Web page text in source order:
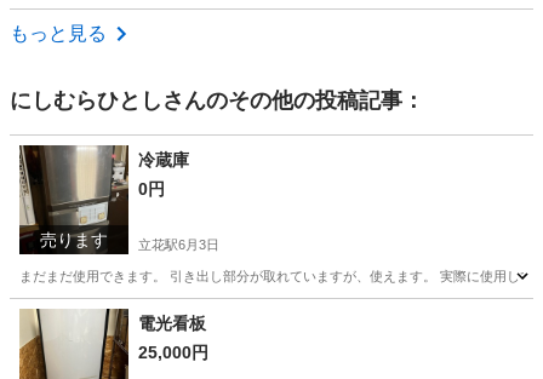
兵庫 三田市
もっと見る
にしむらひとし さんのその他の投稿記事：
売ります
冷蔵庫
0円
立花駅6月3日
まだまだ使用できます。 引き出し部分が取れていますが、使えます。 実際に使用し
兵庫 尼崎市 立花駅
電光看板
25,000円